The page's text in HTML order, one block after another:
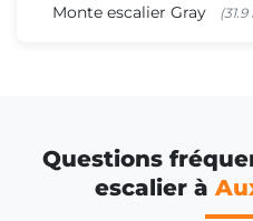
Monte escalier Gray
Questions
escalier à